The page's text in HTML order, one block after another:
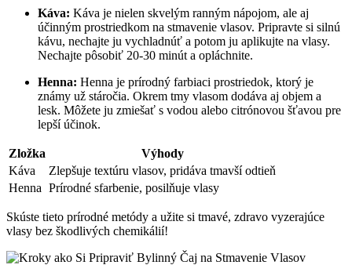
Káva: Káva je nielen skvelým ranným nápojom, ale⁣ aj
účinným prostriedkom na ‌stmavenie vlasov. ‌Pripravte si silnú
kávu, ​nechajte⁢ ju vychladnúť a potom ju⁤ aplikujte na‍ vlasy.
Nechajte pôsobiť 20-30 minút a opláchnite.
Henna: ⁢Henna je prírodný farbiaci prostriedok, ⁤ktorý je⁢
známy už stáročia. Okrem tmy vlasom dodáva ‍aj objem ‍a
lesk. Môžete‍ ju zmiešať‍ s vodou‍ alebo citrónovou šťavou pre
lepší účinok.
Zložka
Výhody
Káva
Zlepšuje textúru vlasov, pridáva⁢ tmavší odtieň
Henna Prírodné sfarbenie, posilňuje vlasy
Skúste tieto prírodné ​metódy ⁤a užite si tmavé, zdravo vyzerajúce
vlasy ‌bez​ škodlivých chemikálií!